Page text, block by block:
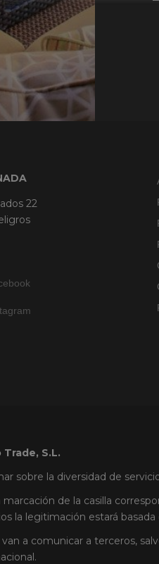
22
Trade, S.L.
sobre la diversidad de
marcación de la casilla
la legitimación estará
van a comunicar a terceros,